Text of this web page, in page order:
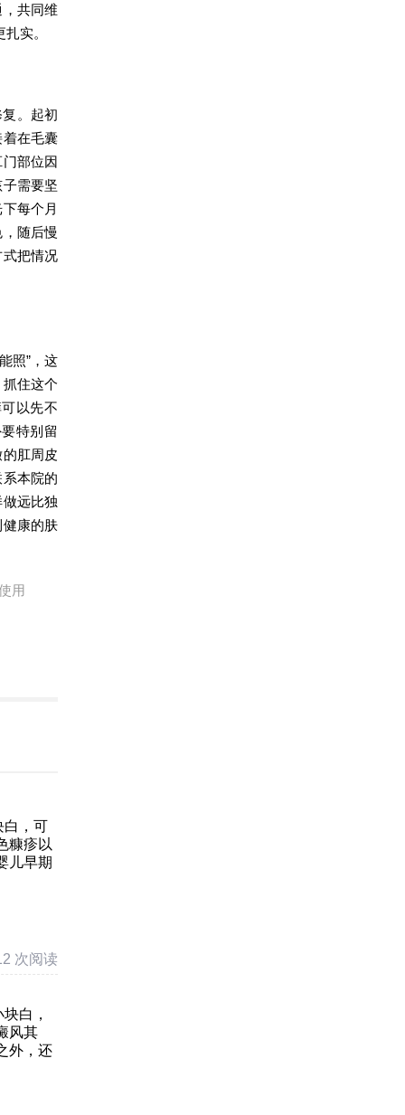
共同维
实。
。起初
在毛囊
部位因
需要坚
每个月
随后慢
把情况
照”，这
住这个
以先不
特别留
肛周皮
本院的
远比独
康的肤
用
白，可
糠疹以
儿早期
次阅读
白，
风其
外，还